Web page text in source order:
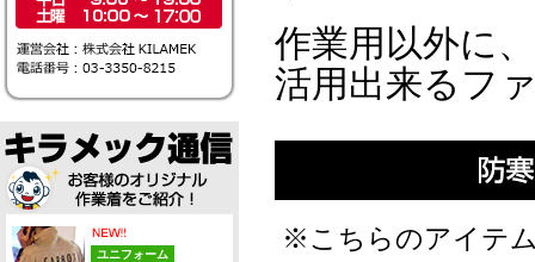
作業用以外に
活用出来るフ
※こちらのアイテ
ユニフォーム